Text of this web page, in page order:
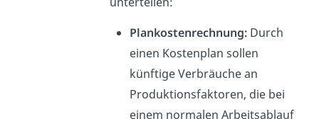
Plankostenrechnung:Durch
einen Kostenplan sollen
künftige Verbräuche an
Produktionsfaktoren, die bei
einem normalen Arbeitsablauf